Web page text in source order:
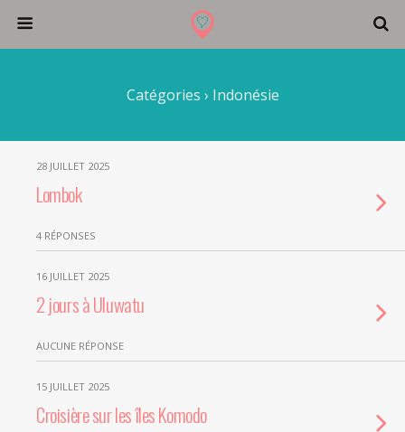
Catégories › Indonésie
28 JUILLET 2025
Lombok
4 RÉPONSES
16 JUILLET 2025
2 jours à Uluwatu
AUCUNE RÉPONSE
15 JUILLET 2025
Croisière sur les îles Komodo